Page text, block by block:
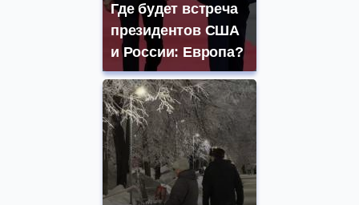
Где будет встреча
президентов США
и России: Европа?